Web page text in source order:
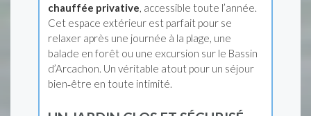
chauffée privative, accessible toute l’année.
Cet espace extérieur est parfait pour se
relaxer après une journée à la plage, une
balade en forêt ou une excursion sur le Bassin
d’Arcachon. Un véritable atout pour un séjour
bien‑être en toute intimité.